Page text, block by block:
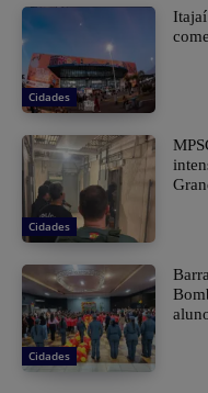
Cidades
Cidades
Cidades